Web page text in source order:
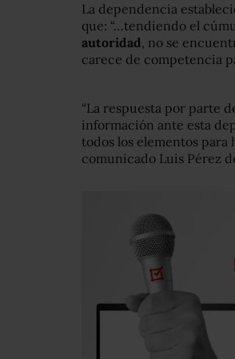
La dependencia
que: “…tendiendo el
autoridad, no se
carece de competencia
“La respuesta por parte
información ante esta
todos los elementos para
comunicado Luis Pérez